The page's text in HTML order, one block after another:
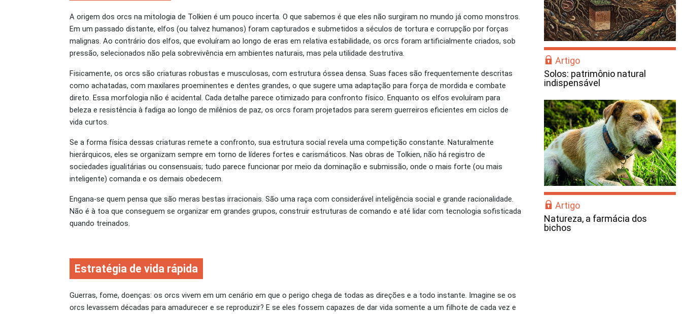
A origem dos orcs na mitologia de Tolkien é um pouco incerta. O que sabemos é que eles não surgiram no mundo já como monstros.
Em um passado distante, elfos (ou talvez humanos) foram capturados e submetidos a séculos de tortura e corrupção por forças
malignas. Ao contrário dos elfos, que evoluíram ao longo de eras em relativa estabilidade, os orcs foram artificialmente criados, sob
pressão, selecionados não pela sobrevivência em ambientes naturais, mas pela utilidade destrutiva.
Fisicamente, os orcs são criaturas robustas e musculosas, com estrutura óssea densa. Suas faces são frequentemente descritas
como achatadas, com maxilares proeminentes e dentes grandes, o que sugere uma adaptação para força de mordida e combate
direto. Essa morfologia não é acidental. Cada detalhe parece otimizado para confronto físico. Enquanto os elfos evoluíram para
beleza e resistência à fadiga ao longo de milênios de paz, os orcs foram projetados para serem guerreiros eficientes em ciclos de
vida curtos.
Se a forma física dessas criaturas remete a confronto, sua estrutura social revela uma competição constante. Naturalmente
hierárquicos, eles se organizam sempre em torno de líderes fortes e carismáticos. Nas obras de Tolkien, não há registro de
sociedades igualitárias ou consensuais; tudo parece funcionar por meio da dominação e submissão, onde o mais forte (ou mais
inteligente) comanda e os demais obedecem.
Engana-se quem pensa que são meras bestas irracionais. São uma raça com considerável inteligência social e grande racionalidade.
Não é à toa que conseguem se organizar em grandes grupos, construir estruturas de comando e até lidar com tecnologia sofisticada
quando treinados.
Estratégia de vida rápida
Guerras, fome, doenças: os orcs vivem em um cenário em que o perigo chega de todas as direções e a todo instante. Imagine se os
orcs levassem décadas para amadurecer e se reproduzir? E se eles fossem capazes de dar vida somente a um filhote de cada vez e
Artigo
Solos: patrimônio natural
indispensável
Artigo
Natureza, a farmácia dos
bichos